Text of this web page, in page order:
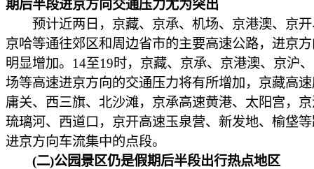
期后半段进京方向交通压力尤为突出
预计近两日，京藏、京承、机场、京港澳、京开
京哈等通往郊区和周边省市的主要高速公路，进京
明显增加。14至19时，京藏、京承、京港澳、京沪
场等高速进京方向的交通压力将有所增加，京藏高
庸关、西三旗、北沙滩，京承高速黄港、太阳宫，
琉璃河、西道口，京开高速玉泉营、新发地、榆垡
进京方向车流集中的点段。
(二)公园景区仍是假期后半段出行热点地区